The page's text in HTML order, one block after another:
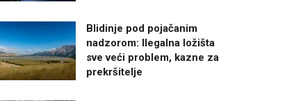
Blidinje pod pojačanim
nadzorom: Ilegalna ložišta
sve veći problem, kazne za
prekršitelje